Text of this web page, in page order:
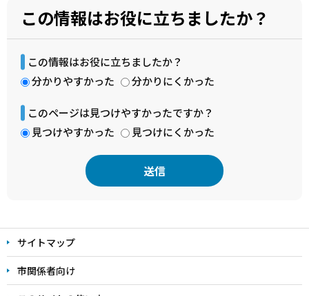
この情報はお役に立ちましたか？
この情報はお役に立ちましたか？
分かりやすかった
分かりにくかった
このページは見つけやすかったですか？
見つけやすかった
見つけにくかった
文
こ
こ
ま
サイトマップ
市関係者向け